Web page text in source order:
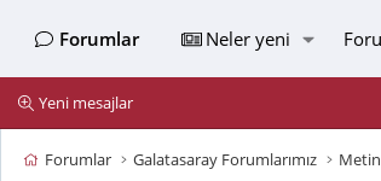
Forumlar Neler yeni
Yeni mesajlar
Forumlar Galatasaray Forumlarımız